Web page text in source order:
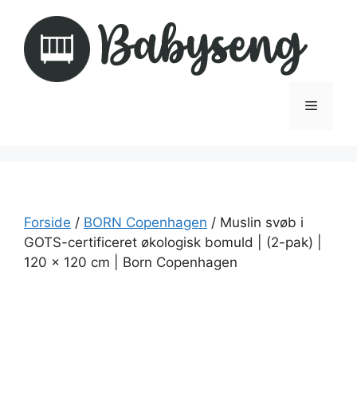
indhold
Menu
Forside / BORN Copenhagen / Muslin svøb i
GOTS-certificeret økologisk bomuld | (2-pak) |
120 x 120 cm | Born Copenhagen